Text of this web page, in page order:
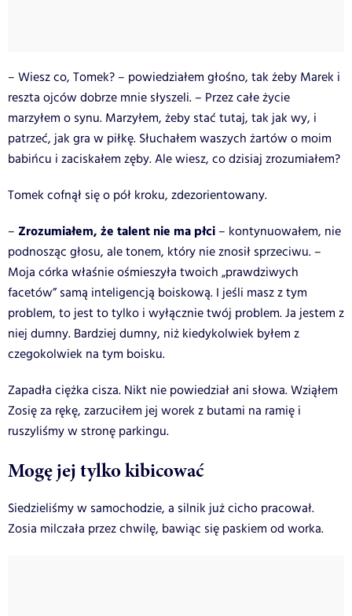
– Wiesz co, Tomek? – powiedziałem głośno, tak żeby Marek i
reszta ojców dobrze mnie słyszeli. – Przez całe życie
marzyłem o synu. Marzyłem, żeby stać tutaj, tak jak wy, i
patrzeć, jak gra w piłkę. Słuchałem waszych żartów o moim
babińcu i zaciskałem zęby. Ale wiesz, co dzisiaj zrozumiałem?
Tomek cofnął się o pół kroku, zdezorientowany.
– Zrozumiałem, że talent nie ma płci – kontynuowałem, nie
podnosząc głosu, ale tonem, który nie znosił sprzeciwu. –
Moja córka właśnie ośmieszyła twoich „prawdziwych
facetów” samą inteligencją boiskową. I jeśli masz z tym
problem, to jest to tylko i wyłącznie twój problem. Ja jestem z
niej dumny. Bardziej dumny, niż kiedykolwiek byłem z
czegokolwiek na tym boisku.
Zapadła ciężka cisza. Nikt nie powiedział ani słowa. Wziąłem
Zosię za rękę, zarzuciłem jej worek z butami na ramię i
ruszyliśmy w stronę parkingu.
Mogę jej tylko kibicować
Siedzieliśmy w samochodzie, a silnik już cicho pracował.
Zosia milczała przez chwilę, bawiąc się paskiem od worka.